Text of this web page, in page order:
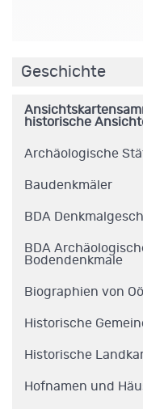
Geschichte
historische
Archäologische
Baudenkmäler
BDA
BDA
Bodendenkmale
Biographien von
Historische
Historische
Hofnamen und